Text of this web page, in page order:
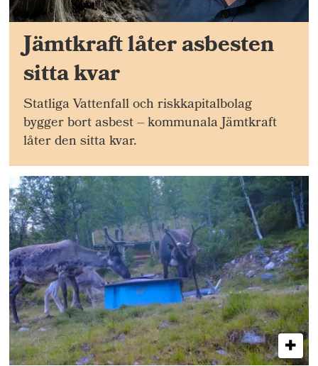
Jämtkraft låter asbesten
sitta kvar
Statliga Vattenfall och riskkapitalbolag
bygger bort asbest – kommunala Jämtkraft
låter den sitta kvar.